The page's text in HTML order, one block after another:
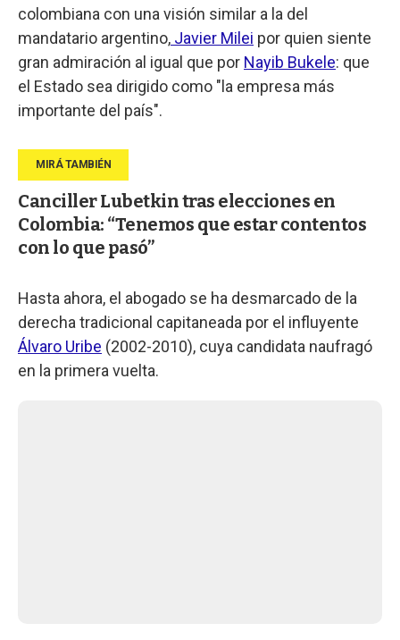
colombiana con una visión similar a la del
mandatario argentino, Javier Milei por quien siente
gran admiración al igual que por Nayib Bukele: que
el Estado sea dirigido como "la empresa más
importante del país".
Canciller Lubetkin tras elecciones en
Colombia: “Tenemos que estar contentos
con lo que pasó”
Hasta ahora, el abogado se ha desmarcado de la
derecha tradicional capitaneada por el influyente
Álvaro Uribe (2002-2010), cuya candidata naufragó
en la primera vuelta.